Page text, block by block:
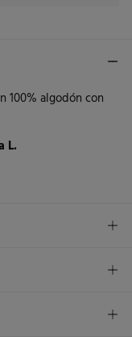
100% algodón con
L.
1,95€